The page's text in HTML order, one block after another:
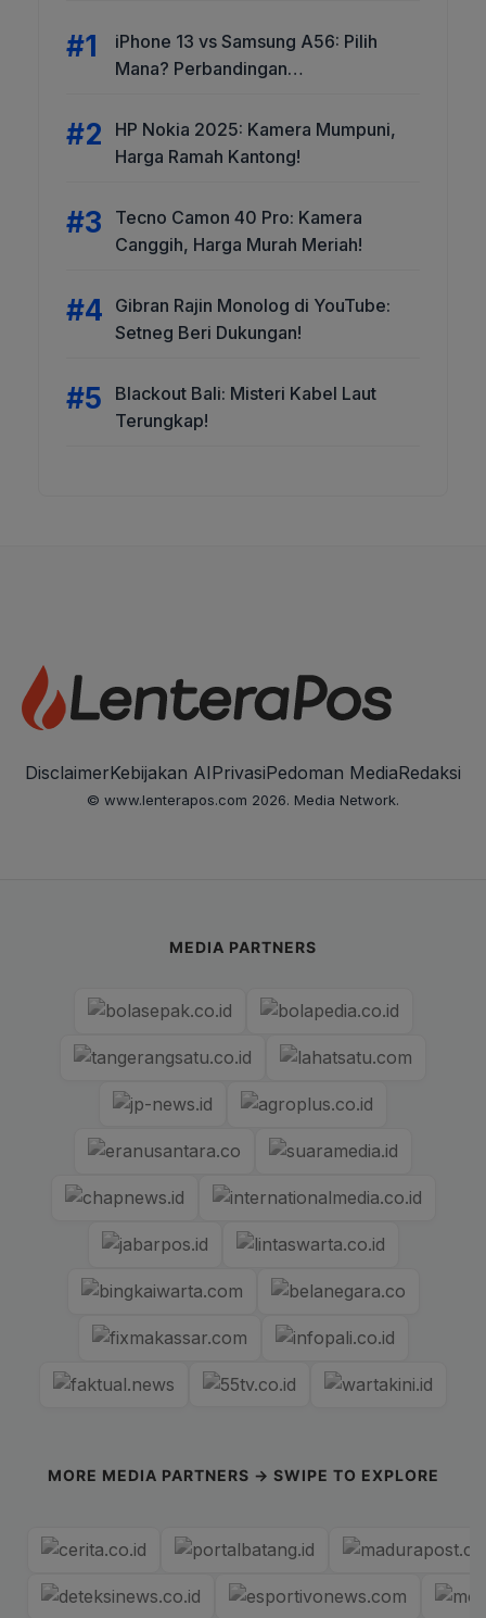
iPhone 13 vs Samsung A56: Pilih
Mana? Perbandingan
HP Nokia 2025: Kamera Mumpuni,
Harga Ramah Kantong!
Tecno Camon 40 Pro: Kamera
Canggih, Harga Murah Meriah!
Gibran Rajin Monolog di YouTube:
Setneg Beri Dukungan!
Blackout Bali: Misteri Kabel Laut
Terungkap!
DisclaimerKebijakan AIPrivasiPedoman MediaRedaksi
© www.lenterapos.com 2026. Media Network.
MEDIA PARTNERS
MORE MEDIA PARTNERS → SWIPE TO EXPLORE